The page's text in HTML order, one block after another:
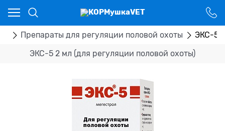
Препараты для регуляции половой охоты ЭКС-5
ЭКС-5 2 мл (для регуляции половой охоты)
Ваш город - Костанай,
угадали?